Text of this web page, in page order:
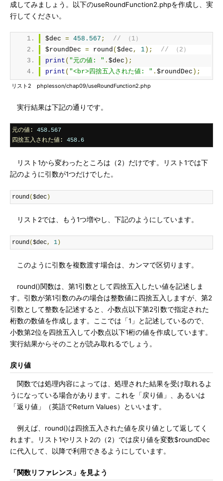
成してみましょう。以下のuseRoundFunction2.phpを作成し、実
行してください。
$dec = 458.567 ;
// （1）
$roundDec = round ( $dec , 1);
// （2）
print ( "元の値: " . $dec );
print ( "<br>四捨五入された値: " . $roundDec );
リスト2 phplesson/chap09/useRoundFunction2.php
実行結果は下記の通りです。
元の値:
458.567
四捨五入された値:
458.6
リスト1から変わったところは（2）だけです。リスト1では下
記のように引数が1つだけでした。
round($dec )
リスト2では、もう1つ増やし、下記のようにしています。
round($dec, 1 )
このように引数を複数渡す場合は、カンマで区切ります。
round()関数は、第1引数として四捨五入したい値を記述しま
す。引数が第1引数のみの場合は整数値に四捨五入しますが、第2
引数として整数を記述すると、小数点以下第2引数で指定された
桁数の数値を作成します。ここでは「1」と記述しているので、
小数第2位を四捨五入して小数点以下1桁の値を作成しています。
実行結果からそのことが読み取れるでしょう。
戻り値
関数では処理内容によっては、処理された結果を受け取れるよ
うになっている場合があります。これを「戻り値」、あるいは
「返り値」（英語でReturn Values）といいます。
例えば、round()は四捨五入された値を戻り値として返してく
れます。リスト1やリスト2の（2）では戻り値を変数$roundDec
に代入して、以降で利用できるようにしています。
「関数リファレンス」を見よう